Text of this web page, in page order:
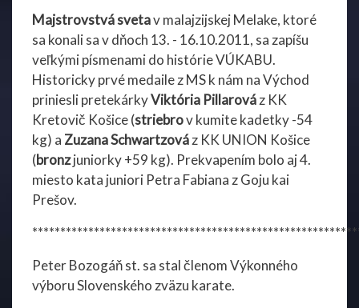
Majstrovstvá svetav malajzijskej Melake, ktoré
sa konali sa v dňoch 13. - 16.10.2011, sa zapíšu
veľkými písmenami do histórie VÚKABU.
Historicky prvé medaile z MS k nám na Východ
priniesli pretekárkyViktória Pillarováz KK
Kretovič Košice (striebrov kumite kadetky -54
kg) a Zuzana Schwartzováz KK UNION Košice
(bronzjuniorky +59 kg). Prekvapením bolo aj 4.
miesto kata juniori Petra Fabiana z Goju kai
Prešov.
Peter Bozogáň st. sa stal členom Výkonného
výboru Slovenského zväzu karate.